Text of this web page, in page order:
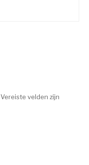
Vereiste velden zijn